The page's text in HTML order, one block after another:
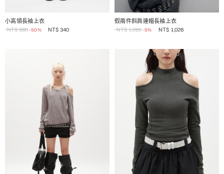
小高領長袖上衣
NT$ 680-50% NT$ 340
假兩件斜肩連帽長袖上衣
NT$ 1,080-5% NT$ 1,026